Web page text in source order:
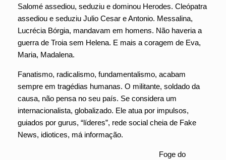
Salomé assediou, seduziu e dominou Herodes. Cleópatra
assediou e seduziu Julio Cesar e Antonio. Messalina,
Lucrécia Bórgia, mandavam em homens. Não haveria a
guerra de Troia sem Helena. E mais a coragem de Eva,
Maria, Madalena.
Fanatismo, radicalismo, fundamentalismo, acabam
sempre em tragédias humanas. O militante, soldado da
causa, não pensa no seu país. Se considera um
internacionalista, globalizado. Ele atua por impulsos,
guiados por gurus, “líderes”, rede social cheia de Fake
News, idiotices, má informação.
Foge do